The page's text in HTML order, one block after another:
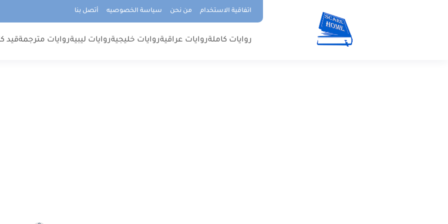
اتفاقية الاستخدام من نحن سياسة الخصوصيه أتصل بنا
روايات كاملةروايات عراقيةروايات خليجيةروايات ليبيةروايات مترجمةقيد